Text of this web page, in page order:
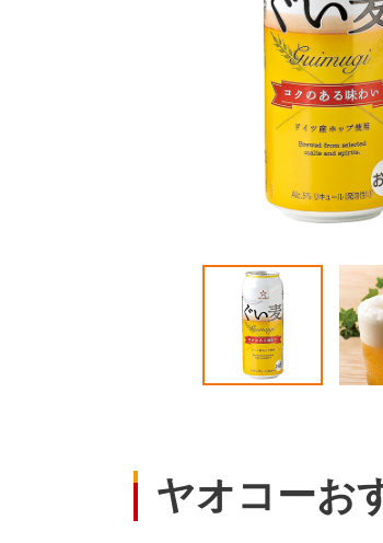
直輸入食品・菓子
ヤオコーお